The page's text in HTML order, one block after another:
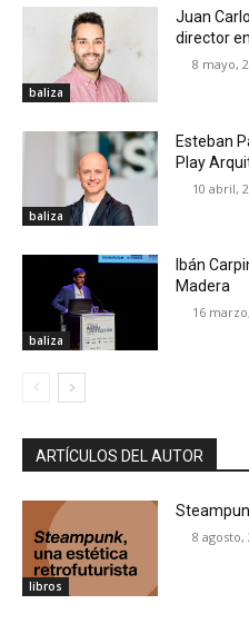
baliza
Juan
director
8 mayo,
baliza
Esteban
Play
10 abril,
baliza
Ibán
Madera
16
ARTÍCULOS DEL AUTOR
libros
8 agosto,